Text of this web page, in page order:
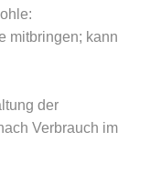
mitbringen; kann
der
Verbrauch im